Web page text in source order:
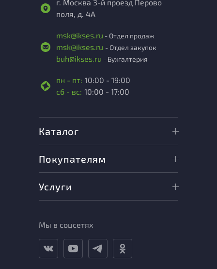
г. Москва 3-й проезд Перово
поля, д. 4А
msk@ikses.ru - Отдел продаж
msk@ikses.ru - Отдел закупок
buh@ikses.ru - Бухгалтерия
пн - пт: 10:00 - 19:00
сб - вс: 10:00 - 17:00
Каталог
Покупателям
Услуги
Мы в соцсетях